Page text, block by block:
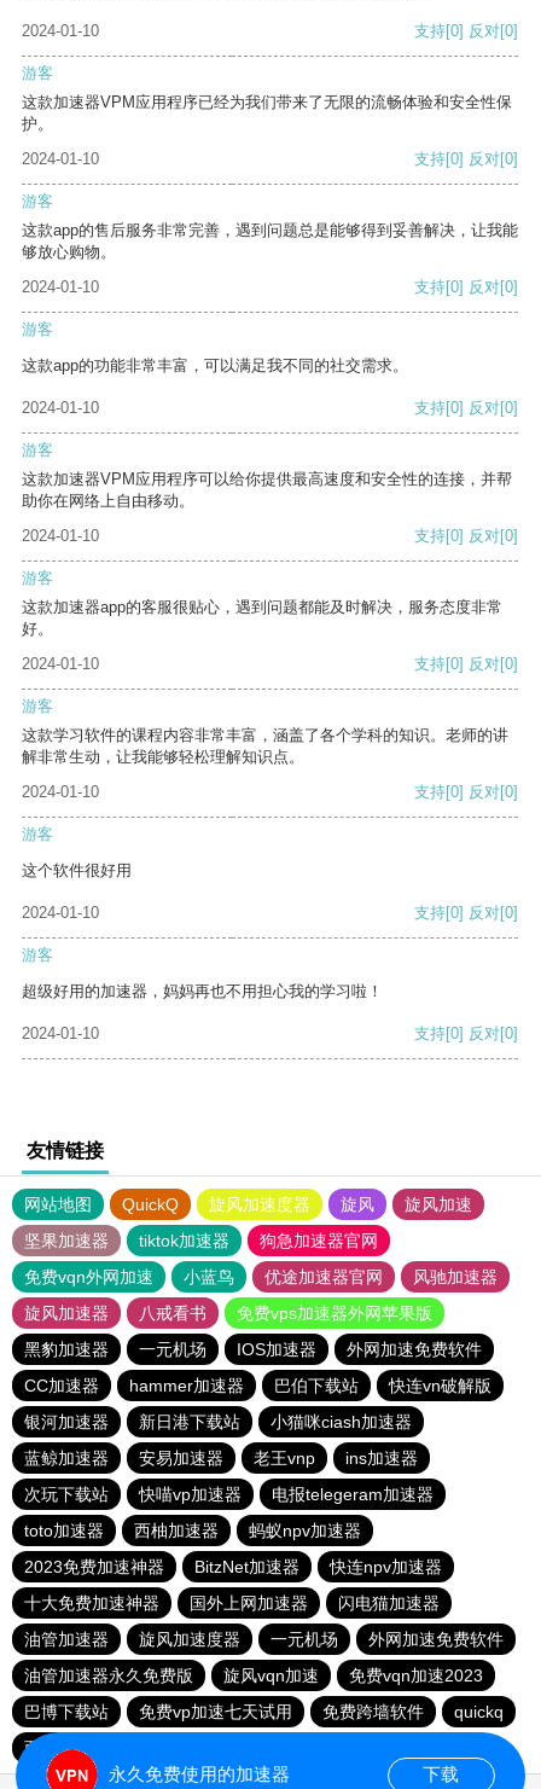
2024-01-10 支持[0] 反对[0]
游客
这款加速器VPM应用程序已经为我们带来了无限的流畅体验和安全性保
护。
2024-01-10
支持[0] 反对[0]
游客
这款app的售后服务非常完善，遇到问题总是能够得到妥善解决，让我能
够放心购物。
2024-01-10
支持[0] 反对[0]
游客
这款app的功能非常丰富，可以满足我不同的社交需求。
2024-01-10 支持[0] 反对[0]
游客
这款加速器VPM应用程序可以给你提供最高速度和安全性的连接，并帮
助你在网络上自由移动。
2024-01-10
支持[0] 反对[0]
游客
这款加速器app的客服很贴心，遇到问题都能及时解决，服务态度非常
好。
2024-01-10
支持[0] 反对[0]
游客
这款学习软件的课程内容非常丰富，涵盖了各个学科的知识。老师的讲
解非常生动，让我能够轻松理解知识点。
2024-01-10
支持[0] 反对[0]
游客
这个软件很好用
2024-01-10 支持[0] 反对[0]
游客
超级好用的加速器，妈妈再也不用担心我的学习啦！
2024-01-10 支持[0] 反对[0]
友情链接
网站地图 QuickQ 旋风加速度器 旋风
旋风加速
坚果加速器
tiktok加速器
狗急加速器官网
免费vqn外网加速
小蓝鸟 优途加速器官网
风驰加速器
旋风加速器
八戒看书
免费vps加速器外网苹果版
黑豹加速器
一元机场 IOS加速器
外网加速免费软件
CC加速器
hammer加速器 巴伯下载站
快连vn破解版
银河加速器
新日港下载站
小猫咪ciash加速器
蓝鲸加速器
安易加速器 老王vnp
ins加速器
次玩下载站
快喵vp加速器
电报telegeram加速器
toto加速器
西柚加速器
蚂蚁npv加速器
2023免费加速神器
BitzNet加速器
快连npv加速器
十大免费加速神器
国外上网加速器
闪电猫加速器
油管加速器
旋风加速度器 一元机场
外网加速免费软件
油管加速器永久免费版
旋风vqn加速
免费vqn加速2023
巴博下载站
免费vp加速七天试用 免费跨墙软件
quickq
西柚加速器
永久免费使用的加速器 下载